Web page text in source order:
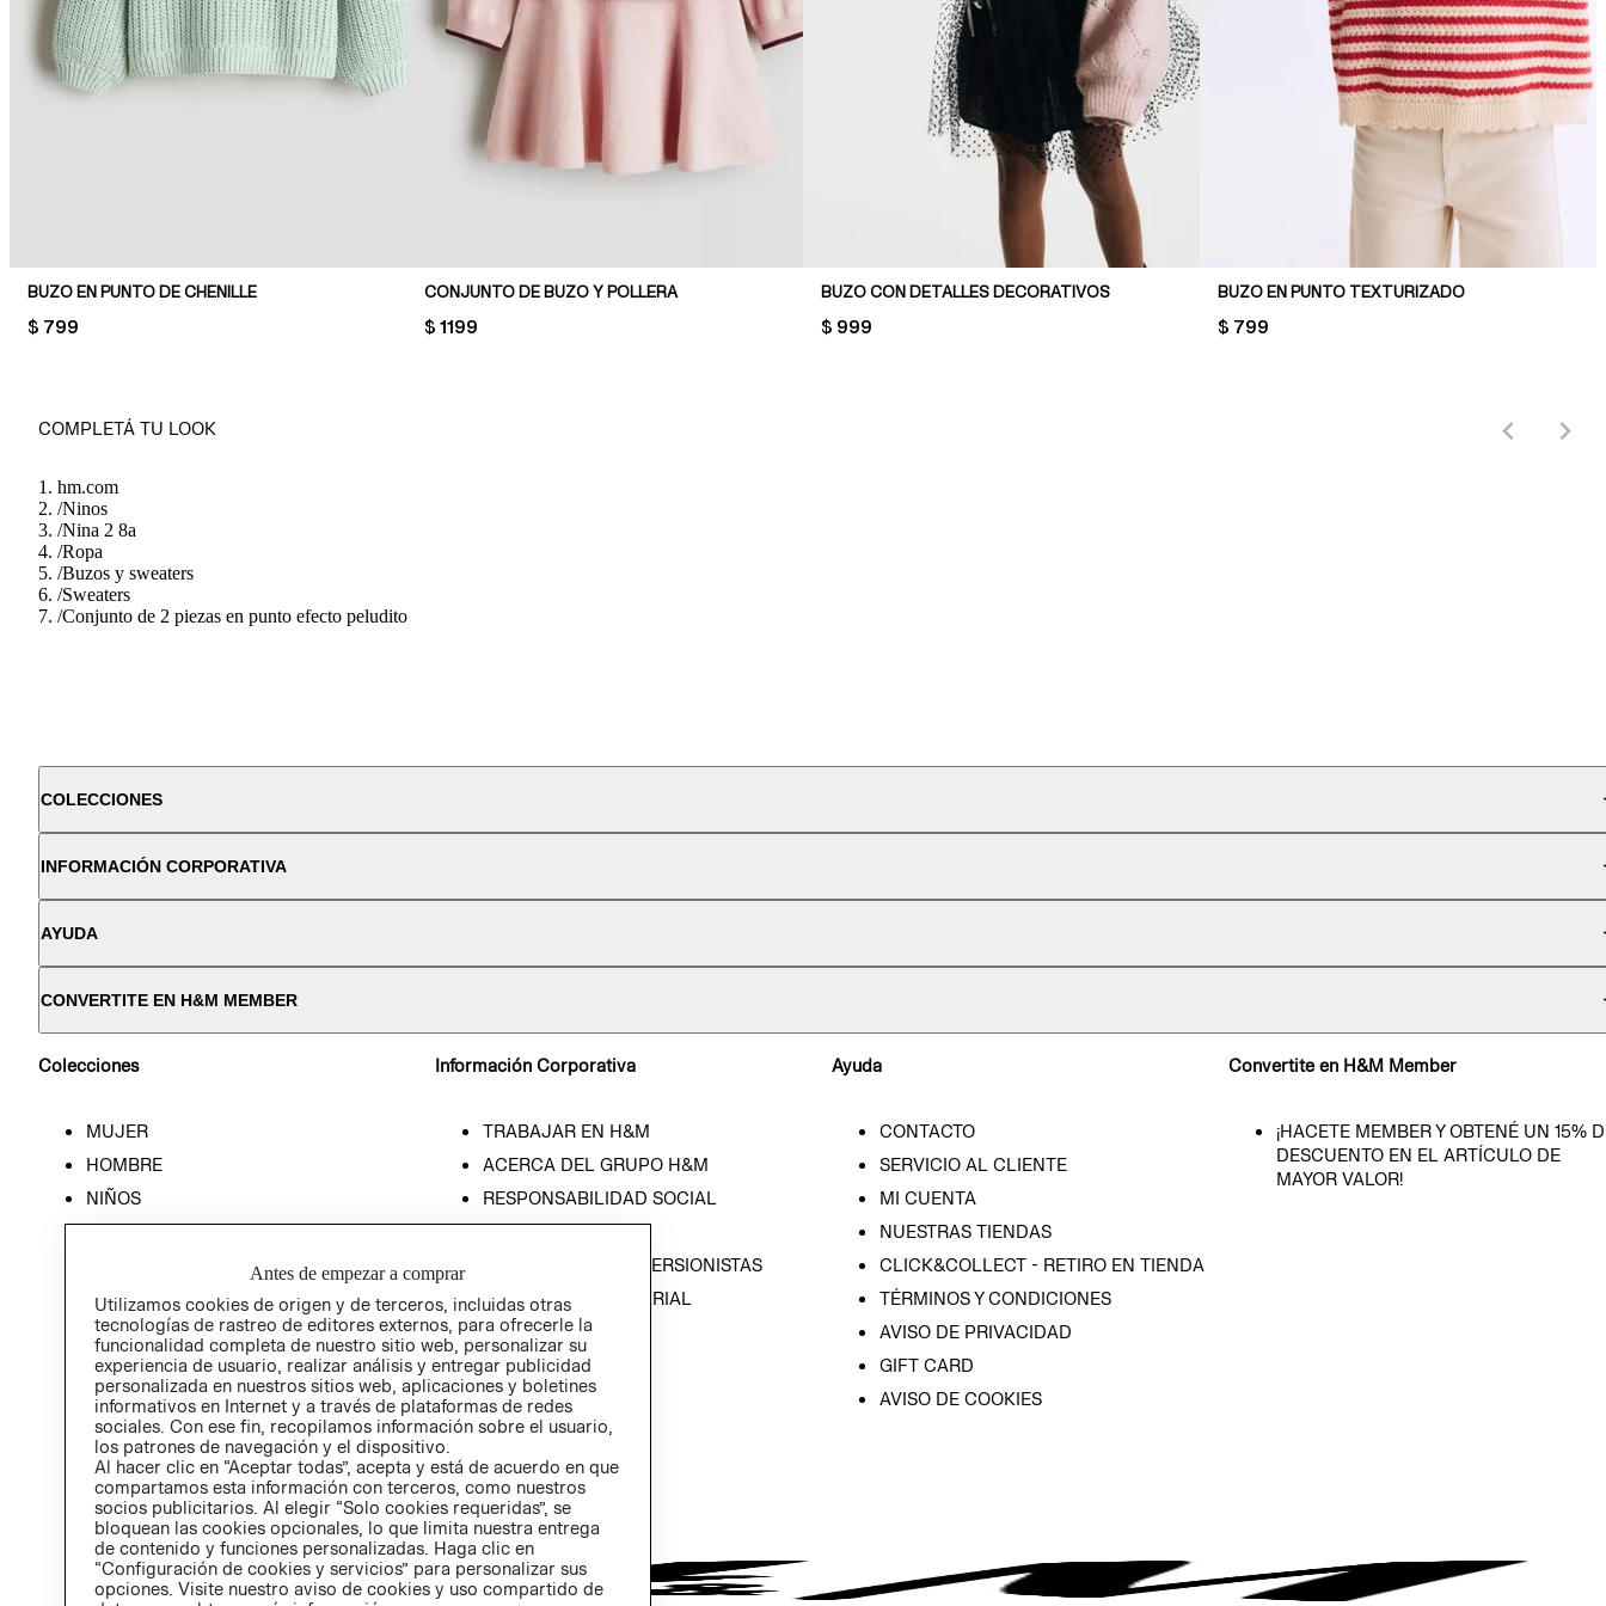
BUZO EN PUNTO DE CHENILLE
PRICE:
$ 799
CONJUNTO DE BUZO Y POLLERA
PRICE:
$ 1199
BUZO CON DETALLES DECORATIVOS
PRICE:
$ 999
BUZO EN PUNTO TEXTURIZADO
PRICE:
$ 799
COMPLETÁ TU LOOK
hm.com
/Ninos
/Nina 2 8a
/Ropa
/Buzos y sweaters
/Sweaters
/Conjunto de 2 piezas en punto efecto peludito
COLECCIONES
INFORMACIÓN CORPORATIVA
AYUDA
CONVERTITE EN H&M MEMBER
Colecciones
MUJER
HOMBRE
NIÑOS
HOME
Información Corporativa
TRABAJAR EN H&M
ACERCA DEL GRUPO H&M
RESPONSABILIDAD SOCIAL
PRENSA
RELACIÓN CON INVERSIONISTAS
POLÍTICA EMPRESARIAL
Ayuda
CONTACTO
SERVICIO AL CLIENTE
MI CUENTA
NUESTRAS TIENDAS
CLICK&COLLECT - RETIRO EN TIENDA
TÉRMINOS Y CONDICIONES
AVISO DE PRIVACIDAD
GIFT CARD
AVISO DE COOKIES
Convertite en H&M Member
¡HACETE MEMBER Y OBTENÉ UN 15%
DESCUENTO EN EL ARTÍCULO DE
MAYOR VALOR!
Antes de empezar a comprar
Utilizamos cookies de origen y de terceros, incluidas otras
tecnologías de rastreo de editores externos, para ofrecerle la
funcionalidad completa de nuestro sitio web, personalizar su
experiencia de usuario, realizar análisis y entregar publicidad
personalizada en nuestros sitios web, aplicaciones y boletines
informativos en Internet y a través de plataformas de redes
sociales. Con ese fin, recopilamos información sobre el usuario,
los patrones de navegación y el dispositivo.
Al hacer clic en “Aceptar todas”, acepta y está de acuerdo en que
compartamos esta información con terceros, como nuestros
socios publicitarios. Al elegir “Solo cookies requeridas”, se
bloquean las cookies opcionales, lo que limita nuestra entrega
de contenido y funciones personalizadas. Haga clic en
“Configuración de cookies y servicios” para personalizar sus
opciones. Visite nuestro aviso de cookies y uso compartido de